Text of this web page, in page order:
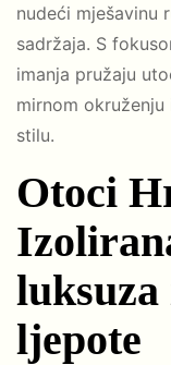
nudeći mješavinu
sadržaja. S
imanja pružaju
mirnom
stilu.
Otoci
ljepote